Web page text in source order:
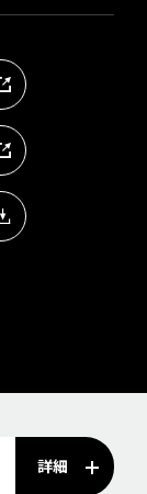
詳細